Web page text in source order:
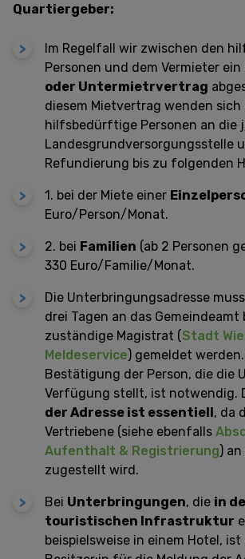
Quartiergeber:
Im Regelfall wir zwischen den
Personen und dem Vermieter ein
oder Untermietrvertrag
diesem Mietvertrag wenden sich
hilfsbedürftige Personen an die
Landesgrundversorgungsstelle
Refundierung bis zu folgenden
1. bei der Miete einer
Euro/Person/Monat.
2. bei Familien (ab 2 Personen
330 Euro/Familie/Monat.
Die Unterbringungsadresse
drei Tagen an das Gemeindeamt
zuständige Magistrat (Stadt
Meldeservice) gemeldet
Bestätigung der Person, die die
Verfügung stellt, ist notwendig.
der Adresse ist essentiell, da
Vertriebene (siehe ebenfalls
Aufenthalt & Registrierung)
zugestellt wird.
Bei Unterbringungen, die in
touristischen Infrastruktur
beispielsweise in einem Hotel, ist